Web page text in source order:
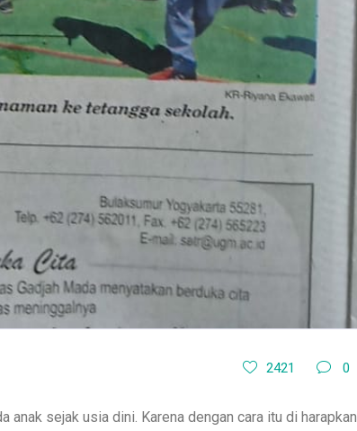
2421 0
anak sejak usia dini. Karena dengan cara itu di harapkan